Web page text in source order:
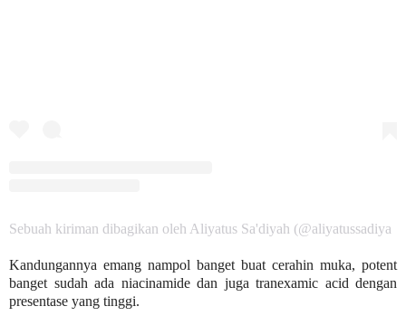
Sebuah kiriman dibagikan oleh Aliyatus Sa'diyah (@aliyatussadiya
Kandungannya emang nampol banget buat cerahin muka, potent
banget sudah ada niacinamide dan juga tranexamic acid dengan
presentase yang tinggi.